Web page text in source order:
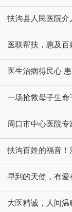
扶沟县人民医院
医联帮扶，惠及百
医生治病得民心
早到的天使，有爱
大医精诚，人间温